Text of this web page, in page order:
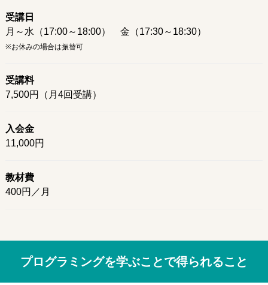
受講日
月～水（17:00～18:00） 金（17:30～18:30）
※お休みの場合は振替可
受講料
7,500円（月4回受講）
入会金
11,000円
教材費
400円／月
プログラミングを学ぶことで得られること